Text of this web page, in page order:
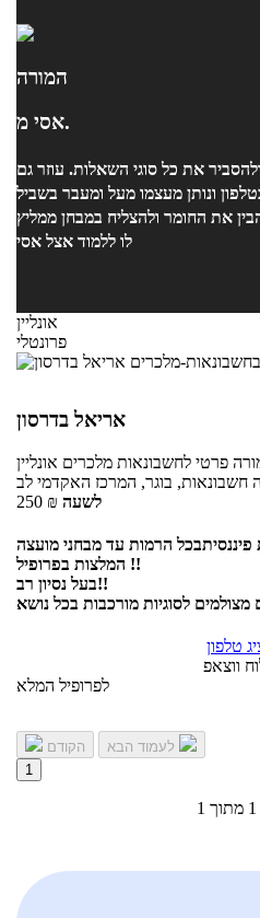
המורה
אסי מ.
את כל סוגי השאלות. עוזר גם
ונותן מעצמו מעל ומעבר בשביל
את החומר ולהצליח במבחן ממליץ
לו ללמוד אצל אסי
אונליין
פרונטלי
אריאל בדרסון
פרטי לחשבונאות מלכרים אונליין
חשבונאות, בוגר, המרכז האקדמי לב
250 ₪ לשעה
פיננסיתבכל הרמות עד מבחני מועצה
המלצות בפרופיל !!
בעל נסיון רב!!
מצולמים לסוגיות מורכבות בכל נושא
טלפון
ווצאפ
לפרופיל המלא
הקודם
1